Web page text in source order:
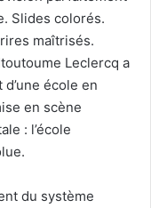
Slides colorés.
maîtrisés.
Leclercq a
école en
en scène
: l’école
du système